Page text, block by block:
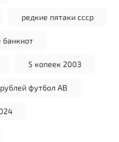
редкие пятаки ссср
банкнот
5 копеек 2003
футбол АВ